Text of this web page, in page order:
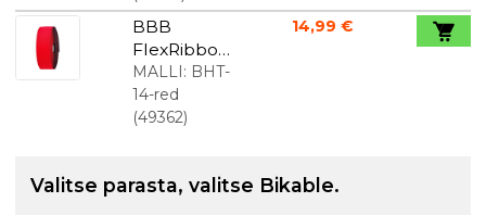
BBB
FlexRibbon
ohjaustang
on nauha
punainen
MALLI: BHT-
14-red
(49362)
14,99 €
Valitse parasta, valitse Bikable.